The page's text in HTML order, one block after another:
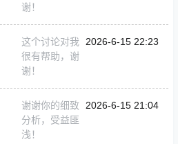
谢！
这个讨论对我
很有帮助，谢
谢！
2026-6-15 22:23
谢谢你的细致
分析，受益匪
浅！
2026-6-15 21:04